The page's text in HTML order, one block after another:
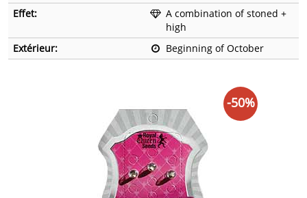
Effet:
A combination of stoned +
high
Extérieur:
Beginning of October
-50%